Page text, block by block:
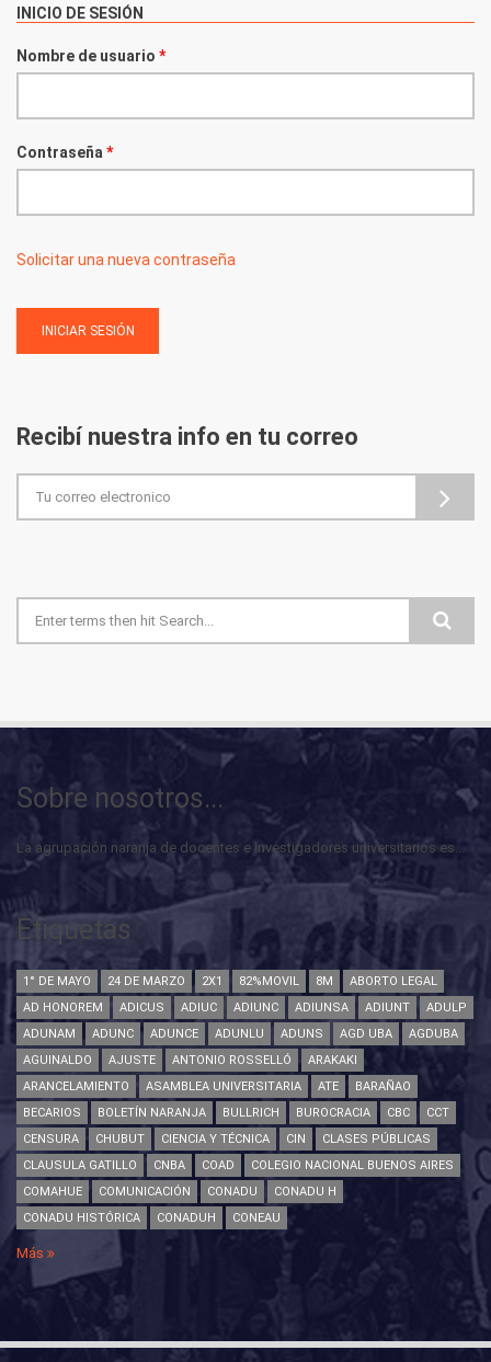
INICIO DE SESIÓN
Nombre de usuario *
Contraseña*
Solicitar una nueva contraseña
Recibí nuestra info en tu correo
Formulario de búsqueda
Sobre nosotros...
La agrupación naranja de docentes e investigadores universitarios es...
Etiquetas
1° DE MAYO 24 DE MARZO 2X1 82%MOVIL 8M
ABORTO LEGAL
AD HONOREM
ADICUS ADIUC ADIUNC ADIUNSA ADIUNT
ADULP
ADUNAM
ADUNC ADUNCE ADUNLU ADUNS AGD UBA
AGDUBA
AGUINALDO
AJUSTE ANTONIO ROSSELLÓ
ARAKAKI
ARANCELAMIENTO
ASAMBLEA UNIVERSITARIA ATE
BARAÑAO
BECARIOS
BOLETÍN NARANJA BULLRICH BUROCRACIA CBC
CCT
CENSURA
CHUBUT CIENCIA Y TÉCNICA CIN
CLASES PÚBLICAS
CLAUSULA GATILLO
CNBA COAD
COLEGIO NACIONAL BUENOS AIRES
COMAHUE
COMUNICACIÓN CONADU
CONADU H
CONADU HISTÓRICA
CONADUH CONEAU
Más